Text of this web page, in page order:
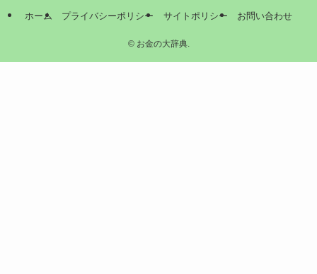
ホーム プライバシーポリシー サイトポリシー お問い合わせ
©お金の大辞典.